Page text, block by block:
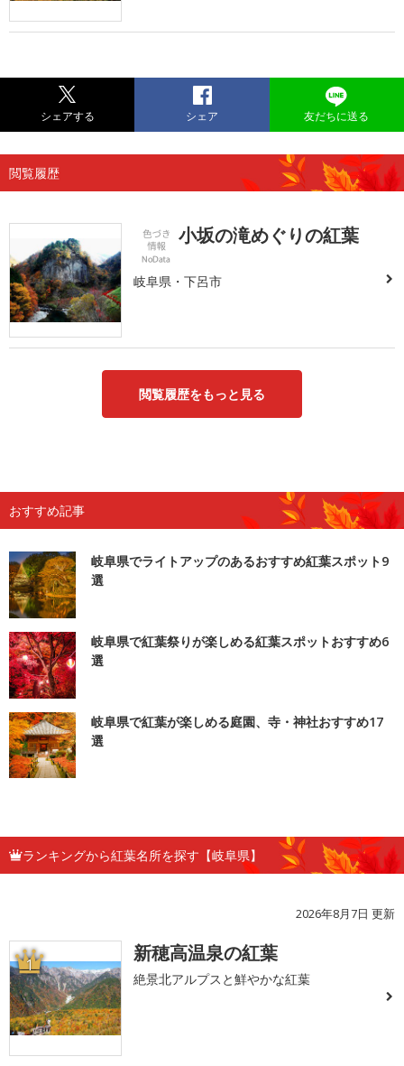
シェアする シェア 友だちに送る
閲覧履歴
小坂の滝めぐりの紅葉
岐阜県・下呂市
閲覧履歴をもっと見る
おすすめ記事
岐阜県でライトアップのあるおすすめ紅葉スポット9
選
岐阜県で紅葉祭りが楽しめる紅葉スポットおすすめ6
選
岐阜県で紅葉が楽しめる庭園、寺・神社おすすめ17
選
ランキングから紅葉名所を探す【岐阜県】
2026年8月7日 更新
1 新穂高温泉の紅葉
絶景北アルプスと鮮やかな紅葉